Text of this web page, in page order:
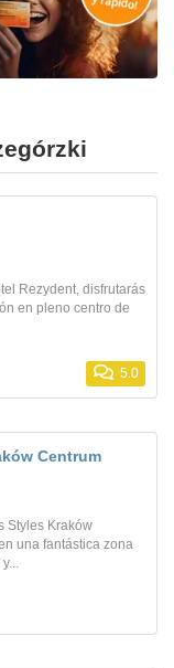
Rezydent, disfrutarás
en pleno centro de
5.0
Centrum
Styles Kraków
una fantástica zona